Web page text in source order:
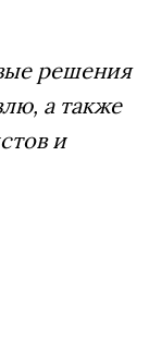
решения
а также
и